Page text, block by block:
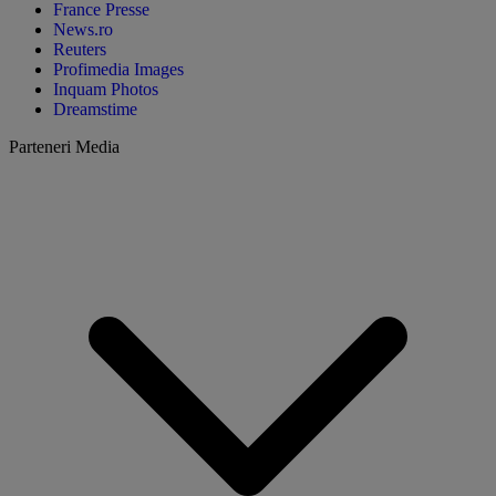
France Presse
News.ro
Reuters
Profimedia Images
Inquam Photos
Dreamstime
Parteneri Media